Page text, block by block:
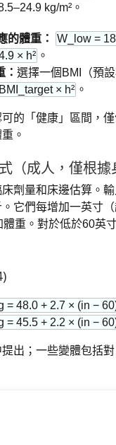
kg/m²。
的體重： W_low =
× h² 。
： 選擇一個BMI（預
× h² 。
的「健康」區間，
。
（成人，僅根據
劑量和床邊估算。
它們每增加一英寸
重。對於低於60英
= 48.0 + 2.7 × (in −
= 45.5 + 2.2 × (in −
出；一些變體包括